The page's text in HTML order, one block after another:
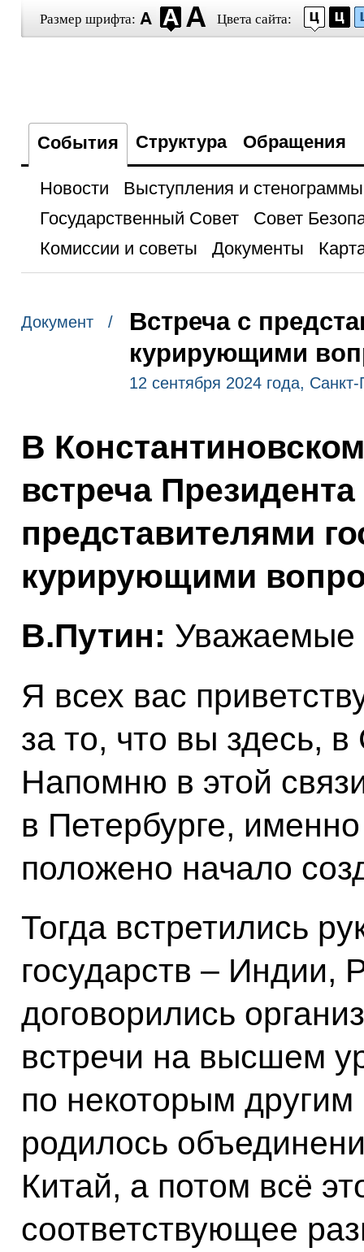
Размер шрифта: Цвета сайта:
События Структура Обращения
Новости
Выступления и стенограммы
Государственный Совет
Совет
Комиссии и советы
Документы
Документ /
Встреча с
курирующими
12 сентября 2024 года, Санкт-
В
встреча
представителями
курирующими
В.Путин: Уважаемые
Я всех вас
за то, что вы здесь,
Напомню в этой
в Петербурге,
положено начало
Тогда встретились
государств – Индии,
договорились
встречи на высшем
по некоторым
родилось
Китай, а потом всё
соответствующее